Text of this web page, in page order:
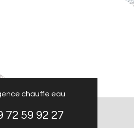
chauffe eau
72 59 92 27